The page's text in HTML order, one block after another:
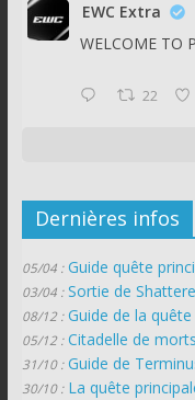
EWC Extra
WELCOME TO
22
Dernières infos
05/04 : Guide quête
03/04 : Sortie de
08/12 : Guide de la
05/12 : Citadelle de
31/10 : Guide de
30/10 : La quête